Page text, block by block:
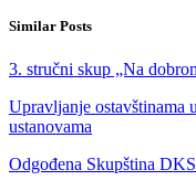
Similar Posts
3. stručni skup „Na
Upravljanje ostavštinama
ustanovama
Odgođena Skupština